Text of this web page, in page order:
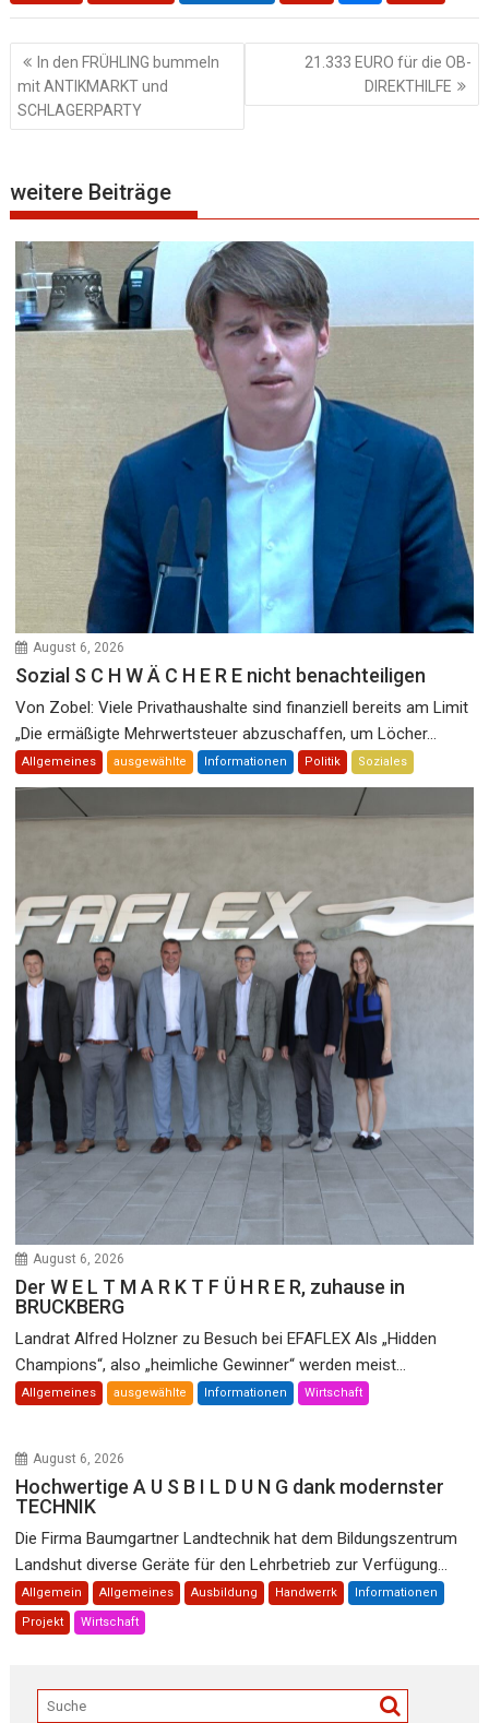
Beitragsnavigation
In den FRÜHLING bummeln
mit ANTIKMARKT und
SCHLAGERPARTY
21.333 EURO für die OB-
DIREKTHILFE
weitere Beiträge
August 6, 2026
Sozial S C H W Ä C H E R E nicht benachteiligen
Von Zobel: Viele Privathaushalte sind finanziell bereits am Limit
„Die ermäßigte Mehrwertsteuer abzuschaffen, um Löcher...
Allgemeines ausgewählte Informationen Politik Soziales
August 6, 2026
Der W E L T M A R K T F Ü H R E R, zuhause in
BRUCKBERG
Landrat Alfred Holzner zu Besuch bei EFAFLEX Als „Hidden
Champions“, also „heimliche Gewinner“ werden meist...
Allgemeines ausgewählte Informationen Wirtschaft
August 6, 2026
Hochwertige A U S B I L D U N G dank modernster
TECHNIK
Die Firma Baumgartner Landtechnik hat dem Bildungszentrum
Landshut diverse Geräte für den Lehrbetrieb zur Verfügung...
Allgemein Allgemeines Ausbildung Handwerrk Informationen
Projekt Wirtschaft